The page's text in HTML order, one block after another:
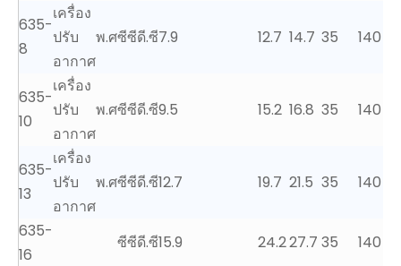
635-
8
เครื่อง
ปรับ
อากาศ
พ.ศซีซีดี.ซี7.9 12.7 14.7 35 140
635-
10
เครื่อง
ปรับ
อากาศ
พ.ศซีซีดี.ซี9.5 15.2 16.8 35 140
635-
13
เครื่อง
ปรับ
อากาศ
พ.ศซีซีดี.ซี12.7 19.7 21.5 35 140
635-
16
ซีซีดี.ซี15.9 24.227.7 35
140